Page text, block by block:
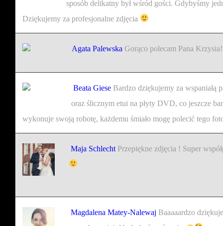
sposób delikatny był wśród gości. Gdybyśmy
Dziękujemy za profesjonalne zdjęcia
Agata Palewska Gorąco polecam Pana
Beata Giese Bardzo dziękujemy za wspaniałą
oraz ślicznym etui na płyty DVD, co jeszcze
wykonuje swoją robotę, każdemu śmiało mogę polecić tego
Maja Schlecht Przepiękne zdjęcia ! Super
Magdalena Matey-Nalewaj Baaaaardzo